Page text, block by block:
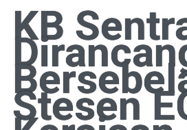
KB
Stesen